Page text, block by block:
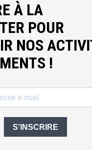
À LA
POUR
NOS
!
S'INSCRIRE